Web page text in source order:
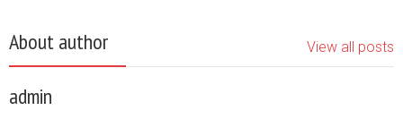
About author View all posts
admin